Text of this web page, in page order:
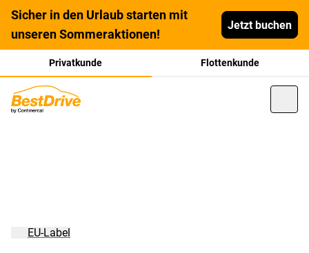
Sicher in den Urlaub starten mit
unseren Sommeraktionen!
Jetzt buchen
Privatkunde Flottenkunde
EU-Label